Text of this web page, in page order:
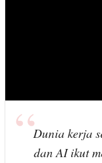
Dunia kerja
dan AI ikut